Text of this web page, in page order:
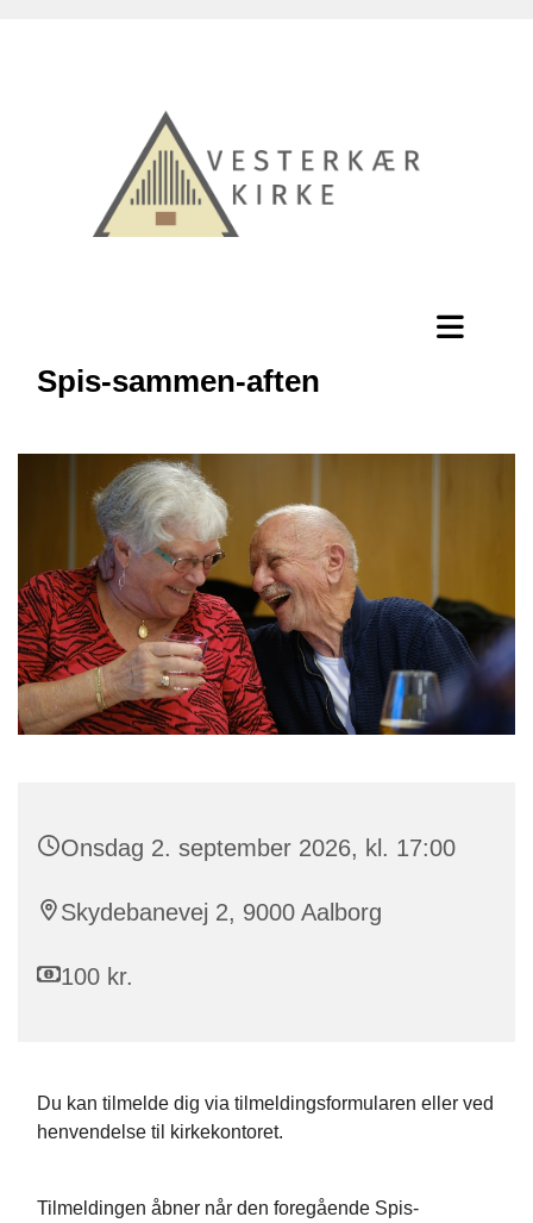
Spis-sammen-aften
Onsdag 2. september 2026, kl. 17:00
Skydebanevej 2, 9000 Aalborg
100 kr.
Du kan tilmelde dig via tilmeldingsformularen eller ved
henvendelse til kirkekontoret.
Tilmeldingen åbner når den foregående Spis-